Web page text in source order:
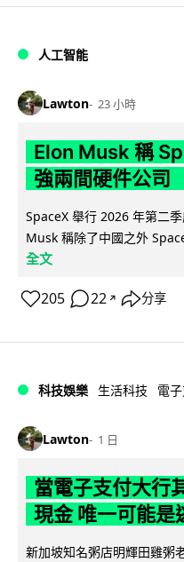
人工智能
Lawton 23 小時
Elon Musk 稱
強兩間硬件公司
SpaceX 舉行 2026 年第二
Musk 稱除了中國之外
全文
205 22 ↗ 分享
科技娛樂 生活科技 電
Lawton 1 日
當電子支付大行
現金 唯一可能是
新加坡知名粥店明輝田雞粥